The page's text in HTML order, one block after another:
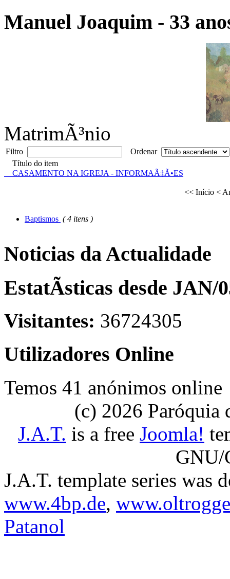
Manuel Joaquim - 33
MatrimÃ³nio
Filtro
Ordenar
Título do item
CASAMENTO NA IGREJA - INFORMAÃ‡Ã•ES
<< Início <
Baptismos ( 4 itens )
Noticias da Actualidade
EstatÃ­sticas desde JAN/
Visitantes: 36724305
Utilizadores Online
Temos 41 anónimos online
(c) 2026 Paróquia
J.A.T. is a free Joomla!
GNU/
J.A.T. template series was
www.4bp.de,
Patanol